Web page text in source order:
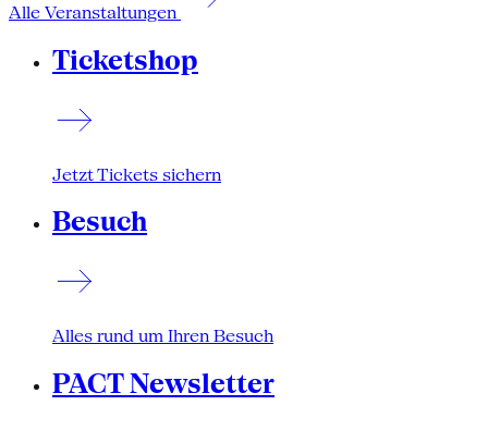
Alle Veranstaltungen
Ticketshop
Jetzt Tickets sichern
Besuch
Alles rund um Ihren Besuch
PACT Newsletter